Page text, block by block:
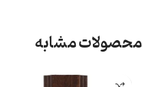
محصولات مشابه